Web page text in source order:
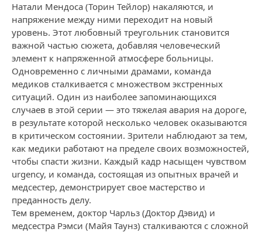
Натали Мендоса (Торин Тейлор) накаляются, и
напряжение между ними переходит на новый
уровень. Этот любовный треугольник становится
важной частью сюжета, добавляя человеческий
элемент к напряженной атмосфере больницы.
Одновременно с личными драмами, команда
медиков сталкивается с множеством экстренных
ситуаций. Один из наиболее запоминающихся
случаев в этой серии — это тяжелая авария на дороге,
в результате которой несколько человек оказываются
в критическом состоянии. Зрители наблюдают за тем,
как медики работают на пределе своих возможностей,
чтобы спасти жизни. Каждый кадр насыщен чувством
urgency, и команда, состоящая из опытных врачей и
медсестер, демонстрирует свое мастерство и
преданность делу.
Тем временем, доктор Чарльз (Доктор Дэвид) и
медсестра Рэмси (Майя Таунз) сталкиваются с сложной